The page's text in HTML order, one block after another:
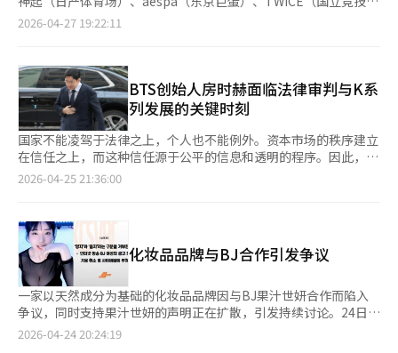
示，此次合作旨在结合粉丝文化打造新型数字生活方式，让会员在
日常生活中更便捷地消耗里程积分。公司同时指出，未来将持续拓
作提升品牌体验，推动里程服务向全球化延伸。
场）、Day6（京王竞技场）等艺人同期登台，主要场馆几乎被K-
产体育场，两天吸引约13万人到场。TWICE则在单场可容纳8万人
的国立竞技场连开三场，以360度开放式舞台与观众互动。aespa
与Day6分别在东京巨蛋和京王竞技场完成为期两天的演出。 此
外，一周前（17日至18日），防弹少年团（BTS）世界巡演也在
东京巨蛋举行，现场掀起《阿里郎》大合唱，进一步印证K-POP在
当地的高人气。 业内人士表示，首尔演出场馆长期供不应求，而
随着K-POP在日本市场持续升温，东京大型场馆档期也日趋紧张，
租借难度明显加大。 尽管近年来欧美市场加速打开，但日本在韩
金东宇（音）指出，与流行更替迅速的韩国不同，日本粉丝文化具
有代际传承特征，一旦形成偏好，往往会长期持续。“20多年前，
喜欢K-POP还带有‘小众文化’的意味，如今这一认知已完全改
变。” 从市场结构来看，日本长期位居K-POP唱片进口第一。同
时，当地粉丝忠诚度高、消费能力强，除音源与唱片外，在演出门
票及周边商品（MD）等方面的支出也十分活跃。完善的演出场馆
体系亦为K-POP演出提供了重要支撑。 回顾发展历程，自2001年
宝儿（BoA）在日本取得成功以来，K-POP历经多代艺人更迭，在
2026-04-27 19:22:11
BTS创始人房时赫面临法律审判与K系
列发展的关键时刻
国家不能凌驾于法律之上，个人也不能例外。资本市场的秩序建立
在信任之上，而这种信任源于公平的信息和透明的程序。因此，围
绕房时赫HYBE董事长的资本市场法违规指控绝不能被轻视。如果
严惩。 市场不是靠感动或名声来运作的，而是依赖合同、公告和
事实。 检方最近拒绝了对房董事长的逮捕令，并要求补充调查，
这一点尤为重要。这并不是说他无罪，而是认为在现阶段没有足够
的证据和必要性来证明逮捕的正当性。刑事司法的基本原则是不拘
留调查。尤其是经济犯罪大多数证据以文件、合同、会计资料和内
部报告的形式存在。如果没有明显的逃跑风险或证据灭失的可能
性，拘留应当是最后的手段。 更何况，房董事长已经是全球知名
的企业家。他的国内外活动是公开的，并且他也一直认真应对多次
2026-04-25 21:36:00
化妆品品牌与BJ合作引发争议
一家以天然成分为基础的化妆品品牌因与BJ果汁世妍合作而陷入
争议，同时支持果汁世妍的声明正在扩散，引发持续讨论。24日，
韩国网络性暴力应对中心的声明在网络社区和社交媒体上被广泛分
2026-04-24 20:24:19